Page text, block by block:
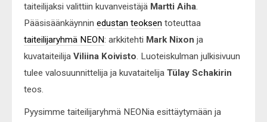
taiteilijaksi valittiin kuvanveistäjä Martti Aiha
Pääsisäänkäynnin edustan teoksen toteuttaa
taiteilijaryhmä NEON: arkkitehti Mark Nixon ja
kuvataiteilija Viliina Koivisto . Luoteiskulman julkisivuun
tulee valosuunnittelija ja kuvataitelija Tülay Schakirin
teos.
Pyysimme taiteilijaryhmä NEONia esittäytymään ja